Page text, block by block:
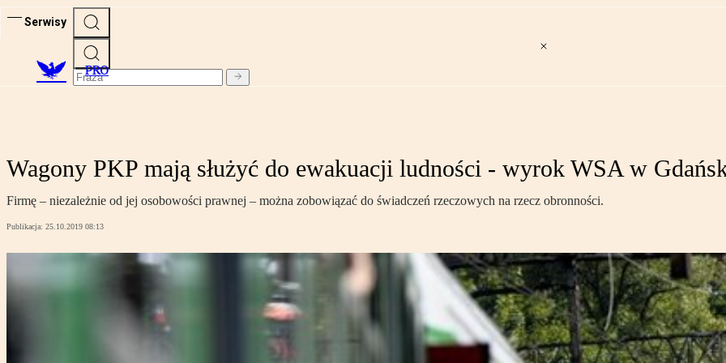
Serwisy
PRO
Wagony PKP mają służyć do ewakuacji ludności - wyrok WSA w
Firmę – niezależnie od jej osobowości prawnej – można zobowiązać do świadczeń rzeczowych na rzecz obronności.
Publikacja: 25.10.2019 08:13